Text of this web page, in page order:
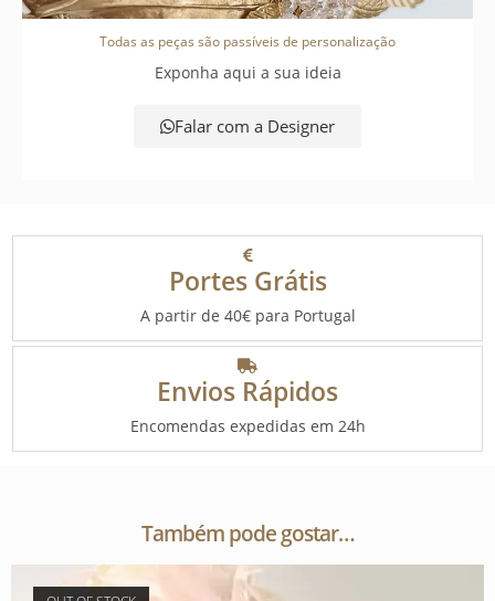
Todas as peças são passíveis de personalização
Exponha aqui a sua ideia
Falar com a Designer
Portes Grátis
A partir de 40€ para Portugal
Envios Rápidos
Encomendas expedidas em 24h
Também pode gostar…